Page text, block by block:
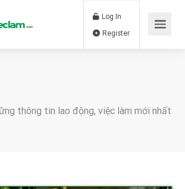
Log In
thông tin lao động, việc làm mới nhất